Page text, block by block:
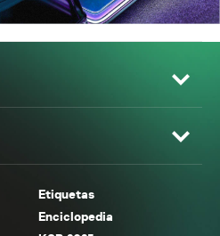
Etiquetas
Enciclopedia